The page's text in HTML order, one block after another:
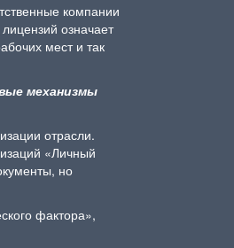
компании
означает
мест и так
механизмы
отрасли.
«Личный
но
фактора»,